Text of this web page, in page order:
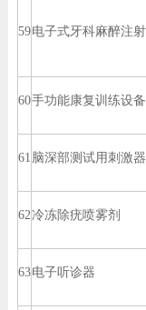
59电子式牙科麻醉注
60手功能康复训练设备
61 脑深部测试用刺激器
62冷冻除疣喷雾剂
63电子听诊器